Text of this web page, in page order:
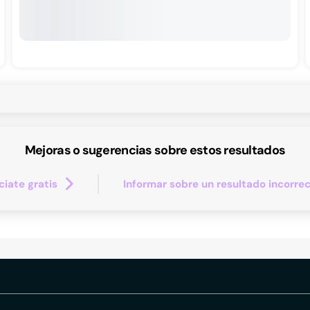
Mejoras o sugerencias sobre estos resultados
gratis Informar sobre un resultado